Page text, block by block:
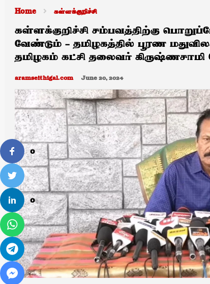
0
0
Home கள்ளக்குறிச்சி
கள்ளக்குறிச்சி சம்பவத்திற்கு
வேண்டும் – தமிழகத்தில் பூரண
தமிழகம் கட்சி தலைவர்
aramseithigal.com June 20, 2024